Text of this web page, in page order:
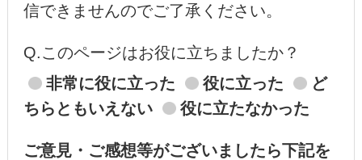
信できませんのでご了承ください。
Q.このページはお役に立ちましたか？
非常に役に立った
役に立った
ど
ちらともいえない
役に立たなかった
ご意見・ご感想等がございましたら下記を